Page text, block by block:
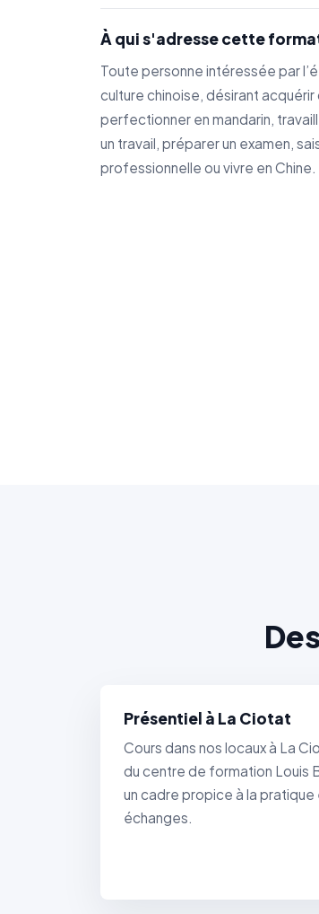
À qui s'adresse cette
Toute personne intéressée par
culture chinoise, désirant
perfectionner en mandarin,
un travail, préparer un examen,
professionnelle ou vivre en Chine.
Présentiel à La Ciotat
Cours dans nos locaux à La
du centre de formation Louis
un cadre propice à la pratique
échanges.